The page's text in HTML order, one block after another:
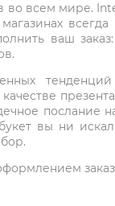
во всем мире.
ваш
послание
вы ни